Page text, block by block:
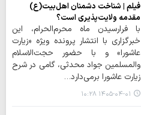
فیلم | شناخت دشمنان اهل‌بیت(ع)
مقدمه ولایت‌پذیری است؟
با فرارسیدن ماه محرم‌الحرام، این
خبرگزاری با انتشار پرونده ویژه «زیارت
عاشورا» و با حضور حجت‌الاسلام
والمسلمین جواد محدثی، گامی در شرح
زیارت عاشورا برمی‌دارد…
۱۴۰۵-۰۴-۰۱ ۱۰:۲۸